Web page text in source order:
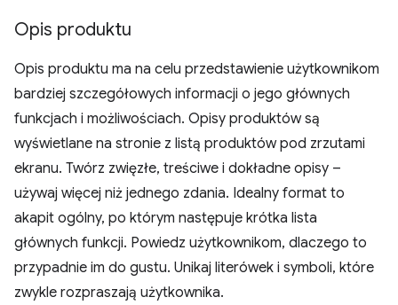
Opis produktu
Opis produktu ma na celu przedstawienie użytkownikom
bardziej szczegółowych informacji o jego głównych
funkcjach i możliwościach. Opisy produktów są
wyświetlane na stronie z listą produktów pod zrzutami
ekranu. Twórz zwięzłe, treściwe i dokładne opisy –
używaj więcej niż jednego zdania. Idealny format to
akapit ogólny, po którym następuje krótka lista
głównych funkcji. Powiedz użytkownikom, dlaczego to
przypadnie im do gustu. Unikaj literówek i symboli, które
zwykle rozpraszają użytkownika.